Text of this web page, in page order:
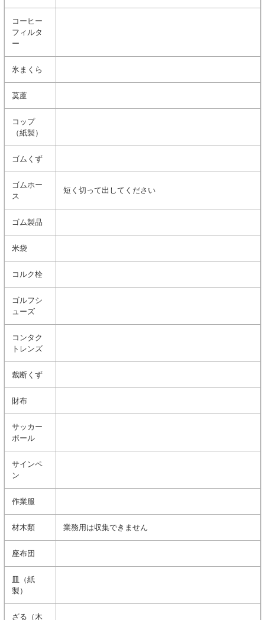
コーヒー
フィルタ
ー
氷まくら
茣蓙
コップ
（紙製）
ゴムくず
ゴムホー
ス
短く切って出してください
ゴム製品
米袋
コルク栓
ゴルフシ
ューズ
コンタク
トレンズ
裁断くず
財布
サッカー
ボール
サインペ
ン
作業服
材木類 業務用は収集できません
座布団
皿（紙
製）
ざる（木